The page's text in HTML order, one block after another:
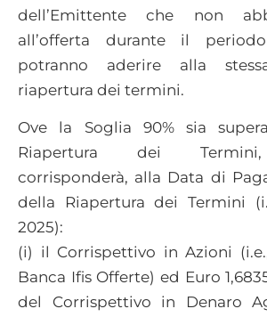
dell’Emittente che non
all’offerta durante il
potranno aderire alla
riapertura dei termini.
Ove la Soglia 90% sia
Riapertura dei Termini,
corrisponderà, alla Data di
della Riapertura dei Termini
2025):
(i) il Corrispettivo in Azioni
Banca Ifis Offerte) ed Euro
del Corrispettivo in Denaro